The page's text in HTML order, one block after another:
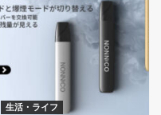
生活・ライフ